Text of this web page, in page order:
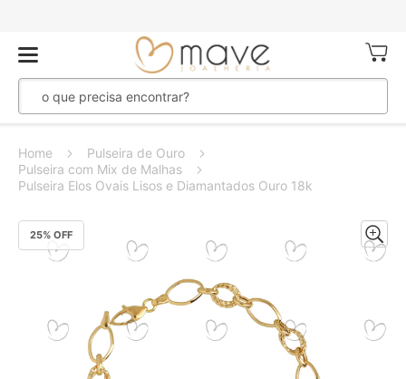
Meu
Home
Pulseira de Ouro
Pulseira com Mix de Malhas
Pulseira Elos Ovais Lisos e Diamantados Ouro 18k
25% OFF
Pular
para
o
imagens